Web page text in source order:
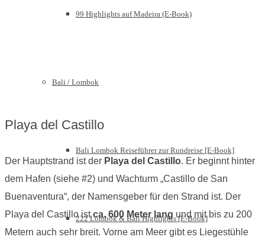
99 Highlights auf Madeira (E-Book)
Bali / Lombok
Bali Lombok Reiseführer zur Rundreise [E-Book]
222 Lombok & Bali Highlights [E-Book]
Playa del Castillo
Der Hauptstrand ist der Playa del Castillo. Er beginnt hinter
dem Hafen (siehe #2) und Wachturm „Castillo de San
Buenaventura“, der Namensgeber für den Strand ist. Der
Playa del Castillo istca. 600 Meter lang und mit bis zu 200
Metern auch sehr breit. Vorne am Meer gibt es Liegestühle